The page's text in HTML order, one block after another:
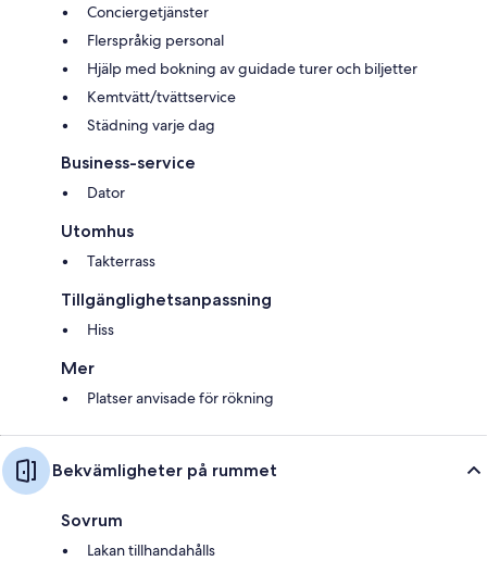
Conciergetjänster
Flerspråkig personal
Hjälp med bokning av guidade turer och biljetter
Kemtvätt/tvättservice
Städning varje dag
Business-service
Dator
Utomhus
Takterrass
Tillgänglighetsanpassning
Hiss
Mer
Platser anvisade för rökning
Bekvämligheter på rummet
Sovrum
Lakan tillhandahålls